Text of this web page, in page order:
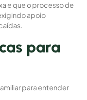
e que o processo de
apoio
para
para entender